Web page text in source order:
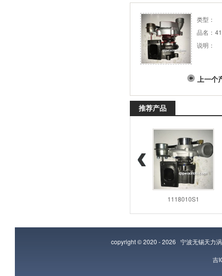
类型：
品名：
说明：
上一个
推荐产品
1118010S1
copyright © 2020 - 2026 宁波无锡天力
吉